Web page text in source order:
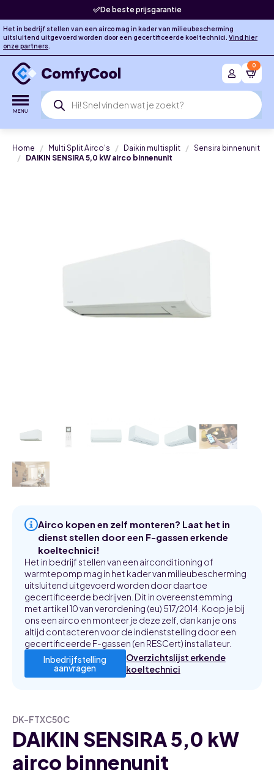
De beste prijsgarantie
Het in bedrijf stellen van een airco mag in kader van milieubescherming
uitsluitend uitgevoerd worden door een gecertificeerde koeltechnici. Vind hier
onze partners.
Producten
zoeken
0
Home Multi Split Airco's Daikin multisplit
Sensira binnenunit
DAIKIN SENSIRA 5,0 kW airco binnenunit
Airco kopen en zelf monteren? Laat het in
dienst stellen door een F-gassen erkende
koeltechnici!
Het in bedrijf stellen van een airconditioning of
warmtepomp mag in het kader van milieubescherming
uitsluitend uitgevoerd worden door daartoe
gecertificeerde bedrijven. Dit in overeenstemming
met artikel 10 van verordening (eu) 517/2014. Koop je bij
ons een airco en monteer je deze zelf, dan kan je ons
altijd contacteren voor de indienststelling door een
gecertificeerde F-gassen (en RESCert) installateur.
Inbedrijfstelling
aanvragen
Overzichtslijst erkende
koeltechnici
DK-FTXC50C
DAIKIN SENSIRA 5,0 kW
airco binnenunit